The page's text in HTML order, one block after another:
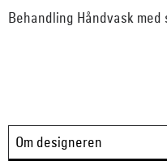
Behandling Håndvask
Om designeren